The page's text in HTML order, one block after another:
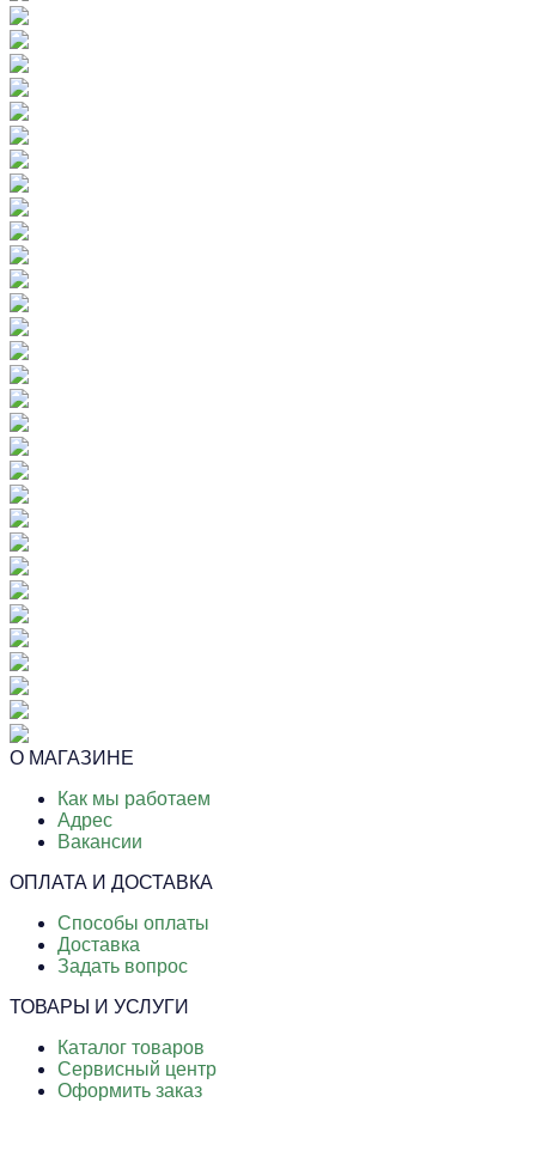
О МАГАЗИНЕ
Как мы работаем
Адрес
Вакансии
ОПЛАТА И ДОСТАВКА
Способы оплаты
Доставка
Задать вопрос
ТОВАРЫ И УСЛУГИ
Каталог товаров
Сервисный центр
Оформить заказ